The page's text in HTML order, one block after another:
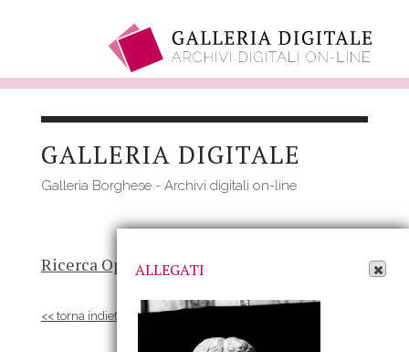
contenutoGALLERIA DIGITALE
Galleria Borghese - Archivi digitali on-line
Ricerca Opere-Risultato
<< torna indietro
ALLEGATI